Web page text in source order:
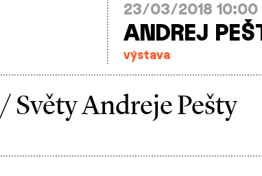
23/03/2018 10:00
ANDREJ
výstava
Světy Andreje Pešty